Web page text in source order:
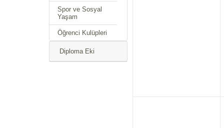
Spor ve Sosyal
Yaşam
Öğrenci Kulüpleri
Diploma Eki